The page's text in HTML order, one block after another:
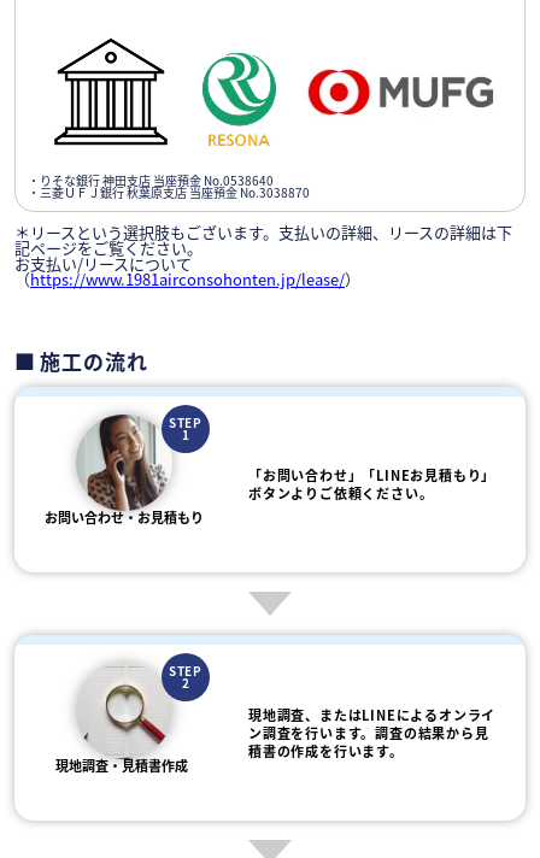
・りそな銀行 神田支店 当座預金 No.0538640
・三菱ＵＦＪ銀行 秋葉原支店 当座預金 No.3038870
＊リースという選択肢もございます。支払いの詳細、リースの詳細は下
記ページをご覧ください。
お支払い/リースについて
（https://www.1981airconsohonten.jp/lease/）
施工の流れ
STEP
1
お問い合わせ・お見積もり
「お問い合わせ」「LINEお見積もり」
ボタンよりご依頼ください。
STEP
2
現地調査・見積書作成
現地調査、またはLINEによるオンライ
ン調査を行います。調査の結果から見
積書の作成を行います。